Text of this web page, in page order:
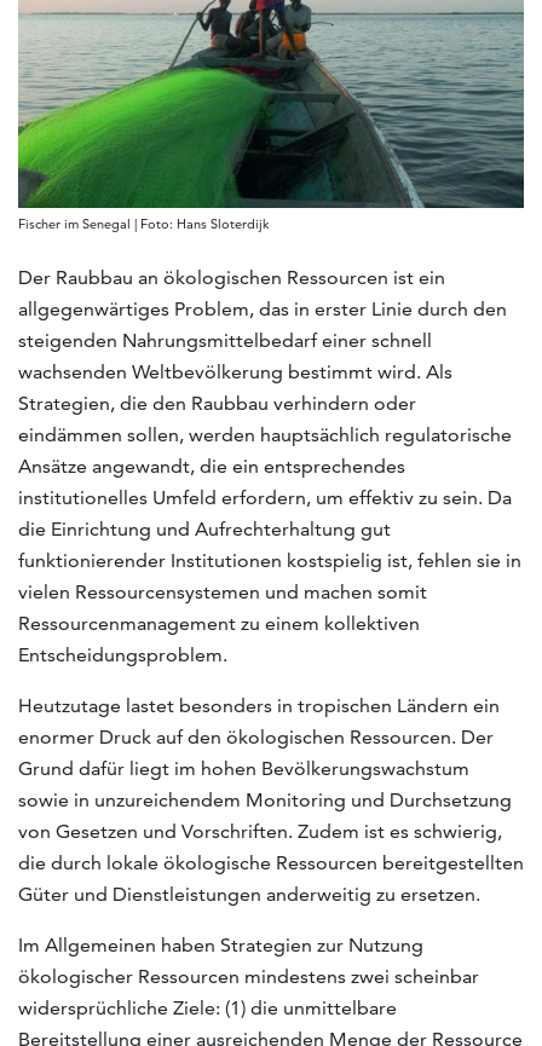
Fischer im Senegal | Foto: Hans Sloterdijk
Der Raubbau an ökologischen Ressourcen ist ein
allgegenwärtiges Problem, das in erster Linie durch den
steigenden Nahrungsmittelbedarf einer schnell
wachsenden Weltbevölkerung bestimmt wird. Als
Strategien, die den Raubbau verhindern oder
eindämmen sollen, werden hauptsächlich regulatorische
Ansätze angewandt, die ein entsprechendes
institutionelles Umfeld erfordern, um effektiv zu sein. Da
die Einrichtung und Aufrechterhaltung gut
funktionierender Institutionen kostspielig ist, fehlen sie in
vielen Ressourcensystemen und machen somit
Ressourcenmanagement zu einem kollektiven
Entscheidungsproblem.
Heutzutage lastet besonders in tropischen Ländern ein
enormer Druck auf den ökologischen Ressourcen. Der
Grund dafür liegt im hohen Bevölkerungswachstum
sowie in unzureichendem Monitoring und Durchsetzung
von Gesetzen und Vorschriften. Zudem ist es schwierig,
die durch lokale ökologische Ressourcen bereitgestellten
Güter und Dienstleistungen anderweitig zu ersetzen.
Im Allgemeinen haben Strategien zur Nutzung
ökologischer Ressourcen mindestens zwei scheinbar
widersprüchliche Ziele: (1) die unmittelbare
Bereitstellung einer ausreichenden Menge der Ressource